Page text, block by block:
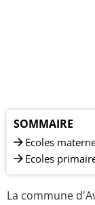
SOMMAIRE
Ecoles
Ecoles
La commune